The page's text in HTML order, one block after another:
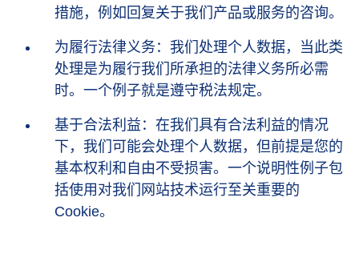
措施，例如回复关于我们产品或服务的咨询。
为履行法律义务：我们处理个人数据，当此类
处理是为履行我们所承担的法律义务所必需
时。一个例子就是遵守税法规定。
基于合法利益：在我们具有合法利益的情况
下，我们可能会处理个人数据，但前提是您的
基本权利和自由不受损害。一个说明性例子包
括使用对我们网站技术运行至关重要的
Cookie。